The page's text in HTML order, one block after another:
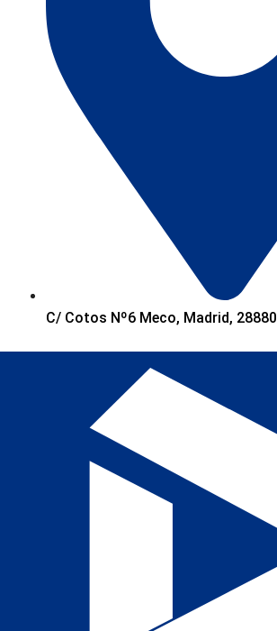
C/ Cotos Nº6 Meco, Madrid, 28880